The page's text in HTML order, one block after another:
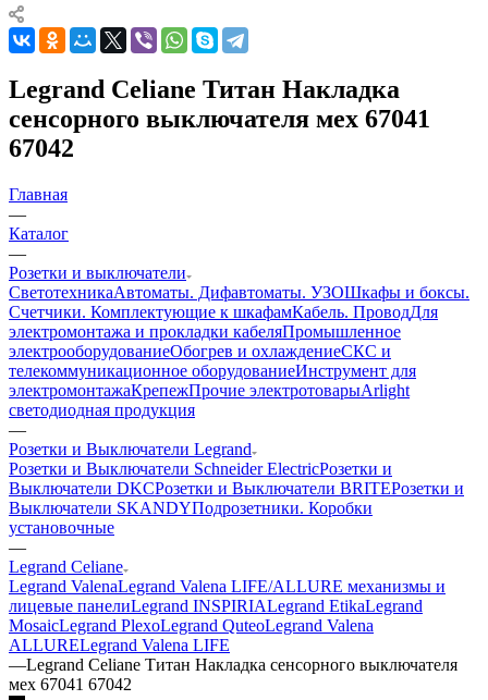
Legrand Celiane Титан Накладка
сенсорного выключателя мех 67041
67042
Главная
—
Каталог
—
Розетки и выключатели
СветотехникаАвтоматы. Дифавтоматы. УЗОШкафы и боксы.
Счетчики. Комплектующие к шкафамКабель. ПроводДля
электромонтажа и прокладки кабеляПромышленное
электрооборудованиеОбогрев и охлаждениеСКС и
телекоммуникационное оборудованиеИнструмент для
электромонтажаКрепежПрочие электротоварыArlight
светодиодная продукция
—
Розетки и Выключатели Legrand
Розетки и Выключатели Schneider ElectricРозетки и
Выключатели DKCРозетки и Выключатели BRITEРозетки и
Выключатели SKANDYПодрозетники. Коробки
установочные
—
Legrand Celiane
Legrand ValenaLegrand Valena LIFE/ALLURE механизмы и
лицевые панелиLegrand INSPIRIALegrand EtikaLegrand
MosaicLegrand PlexoLegrand QuteoLegrand Valena
ALLURELegrand Valena LIFE
—Legrand Celiane Титан Накладка сенсорного выключателя
мех 67041 67042